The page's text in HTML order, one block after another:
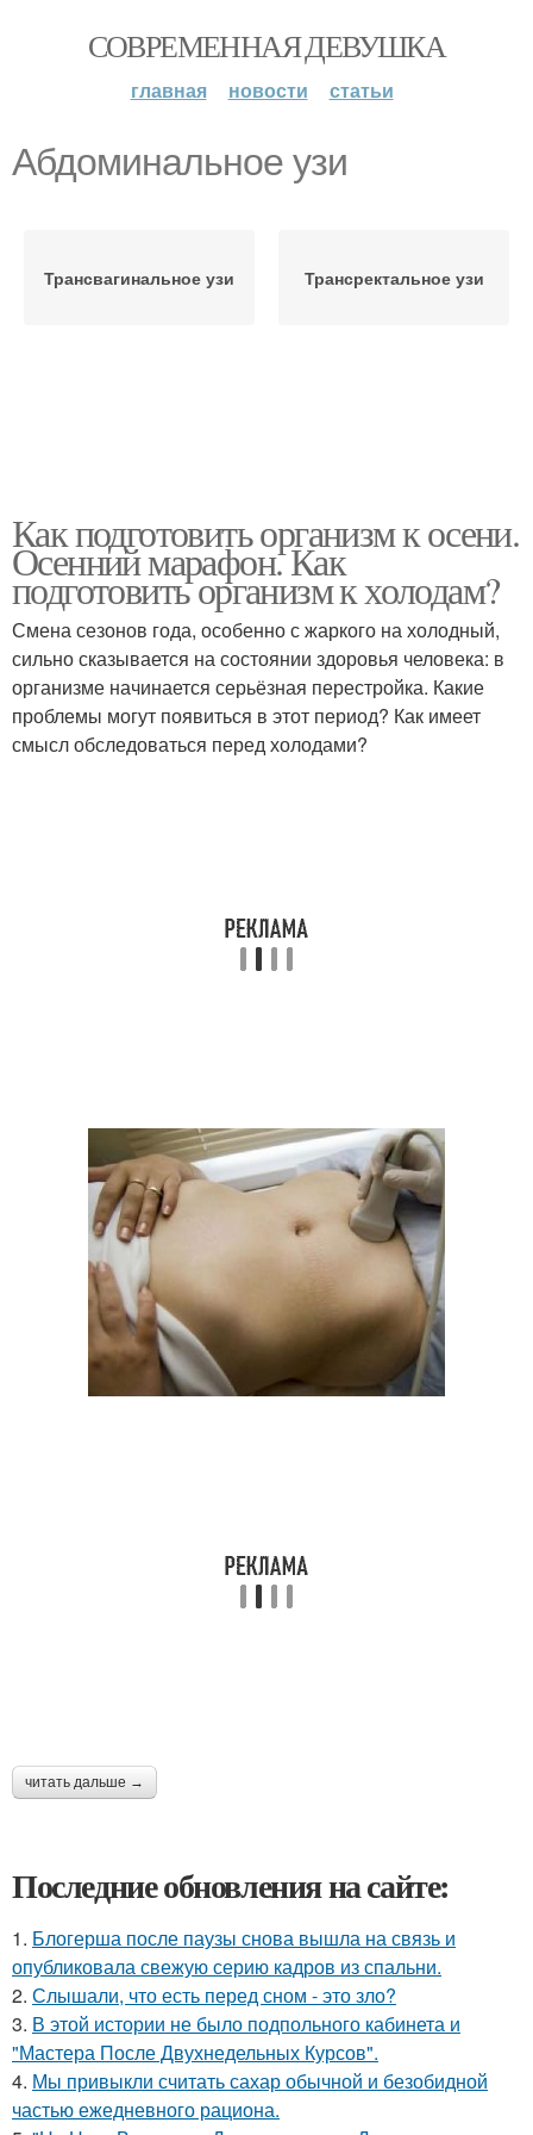
СОВРЕМЕННАЯ ДЕВУШКА
главная новости статьи
Абдоминальное узи
Трансвагинальное узи Трансректальное узи
Как подготовить организм к осени.
Осенний марафон. Как
подготовить организм к холодам?
Смена сезонов года, особенно с жаркого на холодный,
сильно сказывается на состоянии здоровья человека: в
организме начинается серьёзная перестройка. Какие
проблемы могут появиться в этот период? Как имеет
смысл обследоваться перед холодами?
читать дальше →
Последние обновления на сайте:
1. Блогерша после паузы снова вышла на связь и
опубликовала свежую серию кадров из спальни.
2. Слышали, что есть перед сном - это зло?
3. В этой истории не было подпольного кабинета и
"Мастера После Двухнедельных Курсов".
4. Мы привыкли считать сахар обычной и безобидной
частью ежедневного рациона.